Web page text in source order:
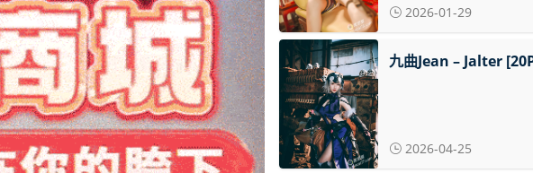
2026-01-29
九曲Jean – Jalter
2026-04-25